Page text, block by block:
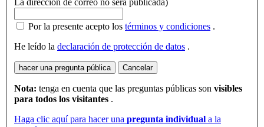
La direccion de correo no sera publicada)
Por la presente acepto los términos y condiciones .
He leído la declaración de protección de datos .
hacer una pregunta pública Cancelar
Nota: tenga en cuenta que las preguntas públicas son visibles
para todos los visitantes .
Haga clic aquí para hacer una pregunta individual a la